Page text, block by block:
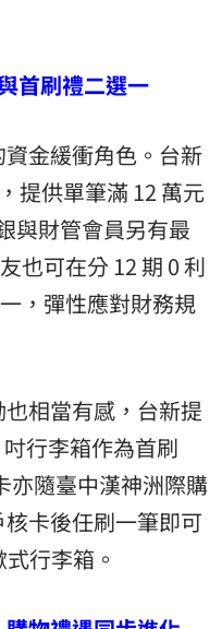
首刷禮二選一
金緩衝角色。台新
提供單筆滿 12 萬元
與財管會員另有最
也可在分 12 期 0 利
，彈性應對財務規
相當有感，台新提
行李箱作為首刷
亦隨臺中漢神洲際購
卡後任刷一筆即可
行李箱。